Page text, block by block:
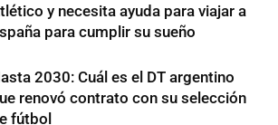
y necesita ayuda para viajar a
para cumplir su sueño
2030: Cuál es el DT argentino
renovó contrato con su selección
fútbol